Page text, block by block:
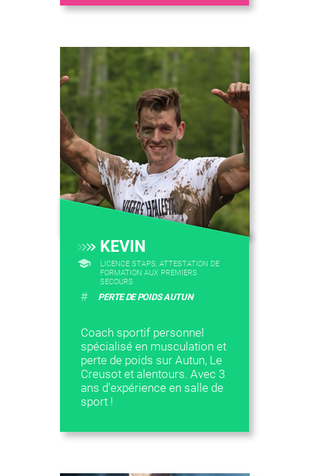
KEVIN
LICENCE STAPS, ATTESTATION DE
FORMATION AUX PREMIERS
SECOURS
# PERTE DE POIDS AUTUN
Coach sportif personnel
spécialisé en musculation et
perte de poids sur Autun, Le
Creusot et alentours. Avec 3
ans d'expérience en salle de
sport !